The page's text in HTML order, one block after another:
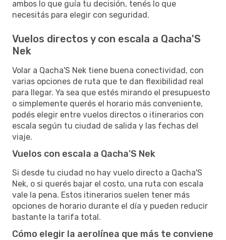
ambos lo que guía tu decisión, tenés lo que
necesitás para elegir con seguridad.
Vuelos directos y con escala a Qacha'S
Nek
Volar a Qacha'S Nek tiene buena conectividad, con
varias opciones de ruta que te dan flexibilidad real
para llegar. Ya sea que estés mirando el presupuesto
o simplemente querés el horario más conveniente,
podés elegir entre vuelos directos o itinerarios con
escala según tu ciudad de salida y las fechas del
viaje.
Vuelos con escala a Qacha'S Nek
Si desde tu ciudad no hay vuelo directo a Qacha'S
Nek, o si querés bajar el costo, una ruta con escala
vale la pena. Estos itinerarios suelen tener más
opciones de horario durante el día y pueden reducir
bastante la tarifa total.
Cómo elegir la aerolínea que más te conviene